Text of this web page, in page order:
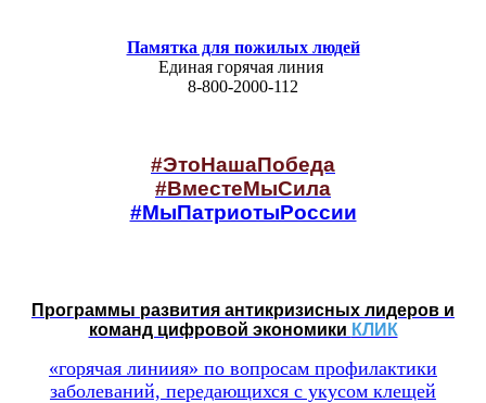
Памятка для пожилых людей
Единая горячая линия
8-800-2000-112
#ЭтоНашаПобеда
#ВместеМыСила
#МыПатриотыРоссии
Программы развития антикризисных лидеров и
команд цифровой экономики КЛИК
«горячая линиия» по вопросам профилактики
заболеваний, передающихся с укусом клещей